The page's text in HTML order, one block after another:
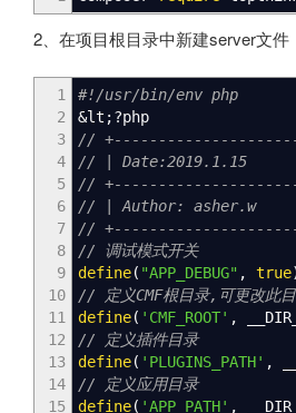
2、在项目根目录中新建server文件
1
2
3
4
5
6
7
8
9
10
11
12
13
14
15
#!/usr/bin/env php
&lt ;?php
//
// | Date:2019.1.15
//
// | Author: asher.w
//
// 调试模式开关
define( "APP_DEBUG" , true
// 定义CMF根目录,可更改此
define( 'CMF_ROOT' ,
// 定义插件目录
define( 'PLUGINS_PATH' ,
// 定义应用目录
define( 'APP_PATH' ,